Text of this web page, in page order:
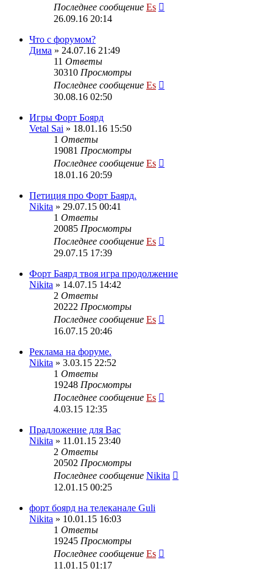
Последнее сообщение Es
26.09.16 20:14
Что с форумом?
Дима » 24.07.16 21:49
11 Ответы
30310 Просмотры
Последнее сообщение Es
30.08.16 02:50
Игры Форт Боярд
Vetal Sai » 18.01.16 15:50
1 Ответы
19081 Просмотры
Последнее сообщение Es
18.01.16 20:59
Петиция про Форт Баярд.
Nikita » 29.07.15 00:41
1 Ответы
20085 Просмотры
Последнее сообщение Es
29.07.15 17:39
Форт Баярд твоя игра продолжение
Nikita » 14.07.15 14:42
2 Ответы
20222 Просмотры
Последнее сообщение Es
16.07.15 20:46
Реклама на форуме.
Nikita » 3.03.15 22:52
1 Ответы
19248 Просмотры
Последнее сообщение Es
4.03.15 12:35
Прадложение для Вас
Nikita » 11.01.15 23:40
2 Ответы
20502 Просмотры
Последнее сообщение Nikita
12.01.15 00:25
форт боярд на телеканале Guli
Nikita » 10.01.15 16:03
1 Ответы
19245 Просмотры
Последнее сообщение Es
11.01.15 01:17